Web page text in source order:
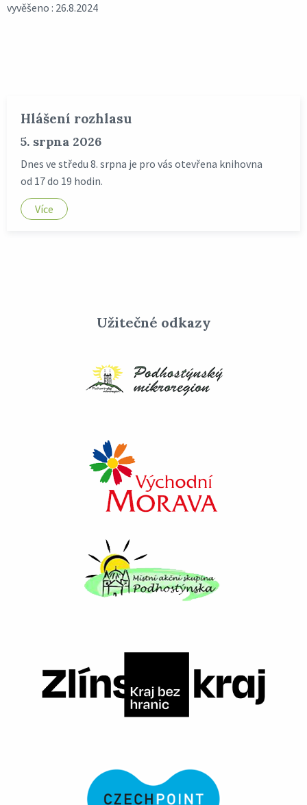
vyvěšeno : 26.8.2024
Hlášení rozhlasu
5. srpna 2026
Dnes ve středu 8. srpna je pro vás otevřena knihovna
od 17 do 19 hodin.
Více
Užitečné odkazy